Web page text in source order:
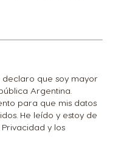
declaro que soy mayor
Argentina.
para que mis datos
He leído y estoy de
y los